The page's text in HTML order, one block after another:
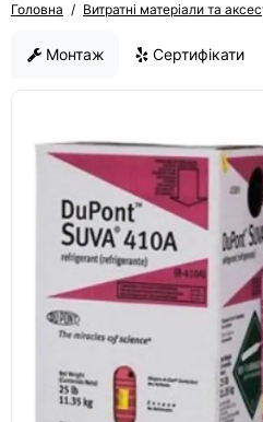
Головна Витратні матеріали та
Монтаж Сертифікати